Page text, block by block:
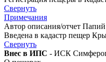
Свернуть
Примечания
Автор описания/отчет
Введена в кадастр пещер
Свернуть
Внес в ИПС - ИСК